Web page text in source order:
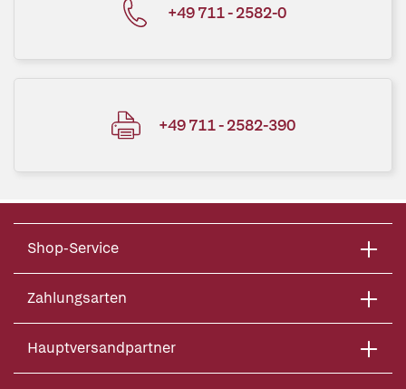
+49 711 - 2582-0
+49 711 - 2582-390
Shop-Service
Zahlungsarten
Hauptversandpartner